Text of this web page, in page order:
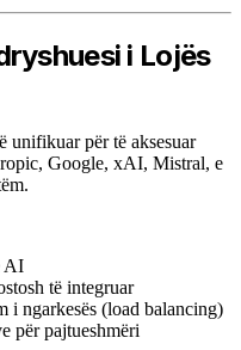
i Lojës
unifikuar për të aksesuar
Google, xAI, Mistral, e
AI
të integruar
i ngarkesës (load balancing)
për pajtueshmëri